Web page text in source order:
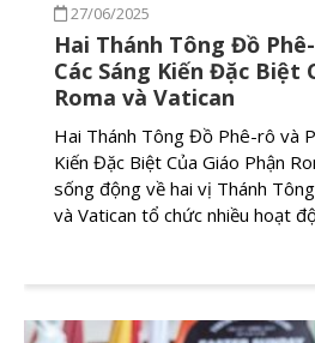
27/06/2025
Hai Thánh Tông Đồ
Các Sáng Kiến Đặc Biệt
Roma và Vatican
Hai Thánh Tông Đồ Phê-rô và
Kiến Đặc Biệt Của Giáo Phận
sống động về hai vị Thánh
và Vatican tổ chức nhiều hoạt